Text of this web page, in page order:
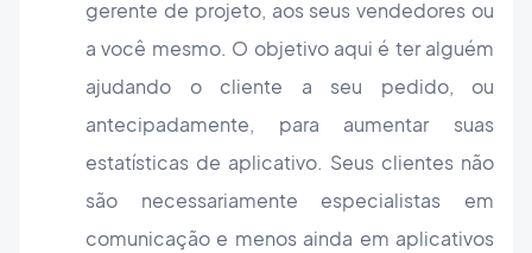
gerente de projeto, aos seus vendedores ou
a você mesmo. O objetivo aqui é ter alguém
ajudando o cliente a seu pedido, ou
antecipadamente, para aumentar suas
estatísticas de aplicativo. Seus clientes não
são necessariamente especialistas em
comunicação e menos ainda em aplicativos